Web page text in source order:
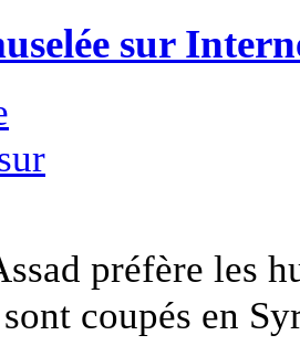
sur
préfère les
coupés en